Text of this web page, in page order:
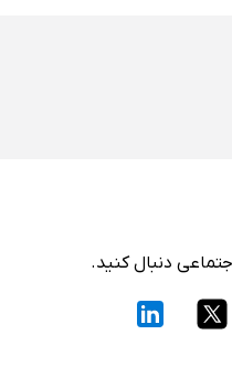
دنبال کنید.